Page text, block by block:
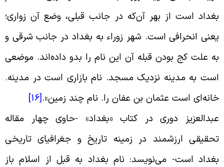
است از بهر آن‌که در جانب قبلی، وضع آن زواری؛
انحرافی است. شهر زوراء به بغداد در جانب شرقی و
علت کج بودن قبله آن این نام را بدو داده‌اند. موضعی
به مدینه نزدیک مسجد. نام بازاری است در مدینه.
است عثمان بن عفان را. نام چند زمین».[16]
دورى در کتاب «بغداد» -حاوى چهار مقاله
ارزشمند در زمینه تاریخ و جغرافیاى تاریخى
است- می‌نویسد: نام بغداد به قبل از اسلام باز